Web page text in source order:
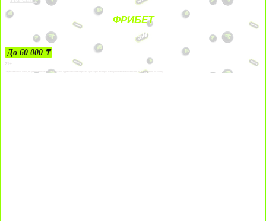
ФРИБЕТ
ЗА ДЕПОЗИТЫ
До 60 000 ₸
21+
Лицензии №24514359, выданной комитетом индустрии туризма Министерства культуры и спорта Республики Казахстан срок до 27 сентября 2034 года.